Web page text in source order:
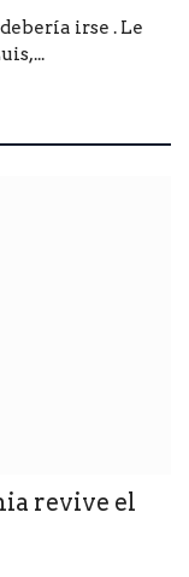
irse . Le
revive el